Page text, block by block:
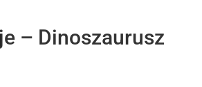
– Dinoszaurusz